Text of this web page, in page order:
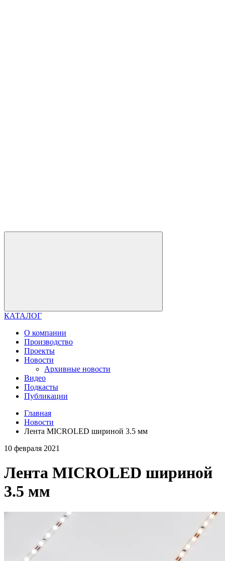
КАТАЛОГ
О компании
Производство
Проекты
Новости
Архивные новости
Видео
Подкасты
Публикации
Главная
Новости
Лента MICROLED шириной 3.5 мм
10 февраля 2021
Лента MICROLED шириной
3.5 мм